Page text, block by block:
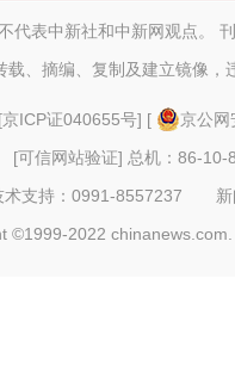
代表中新社和中新网观点。
载、摘编、复制及建立镜像，
京ICP证040655号] [
京公
[可信网站验证] 总机：86-10-
支持：0991-8557237
©1999-2022